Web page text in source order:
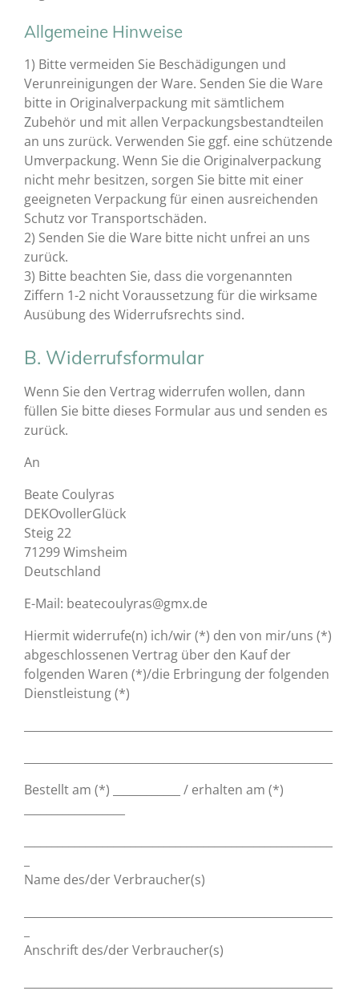
Allgemeine Hinweise
1) Bitte vermeiden Sie Beschädigungen und
Verunreinigungen der Ware. Senden Sie die Ware
bitte in Originalverpackung mit sämtlichem
Zubehör und mit allen Verpackungsbestandteilen
an uns zurück. Verwenden Sie ggf. eine schützende
Umverpackung. Wenn Sie die Originalverpackung
nicht mehr besitzen, sorgen Sie bitte mit einer
geeigneten Verpackung für einen ausreichenden
Schutz vor Transportschäden.
2) Senden Sie die Ware bitte nicht unfrei an uns
zurück.
3) Bitte beachten Sie, dass die vorgenannten
Ziffern 1-2 nicht Voraussetzung für die wirksame
Ausübung des Widerrufsrechts sind.
B. Widerrufsformular
Wenn Sie den Vertrag widerrufen wollen, dann
füllen Sie bitte dieses Formular aus und senden es
zurück.
An
Beate Coulyras
DEKOvollerGlück
Steig 22
71299 Wimsheim
Deutschland
E-Mail: beatecoulyras@gmx.de
Hiermit widerrufe(n) ich/wir (*) den von mir/uns (*)
abgeschlossenen Vertrag über den Kauf der
folgenden Waren (*)/die Erbringung der folgenden
Dienstleistung (*)
Bestellt am (*) ____________ / erhalten am (*)
Name des/der Verbraucher(s)
Anschrift des/der Verbraucher(s)